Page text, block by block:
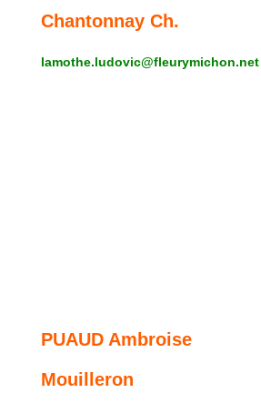
Chantonnay Ch.
lamothe.ludovic@fleurymichon.net
PUAUD Ambroise
Mouilleron